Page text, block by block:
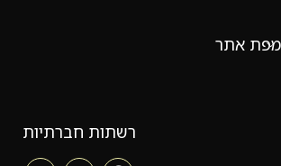
מפת אתר
רשתות חברתיות